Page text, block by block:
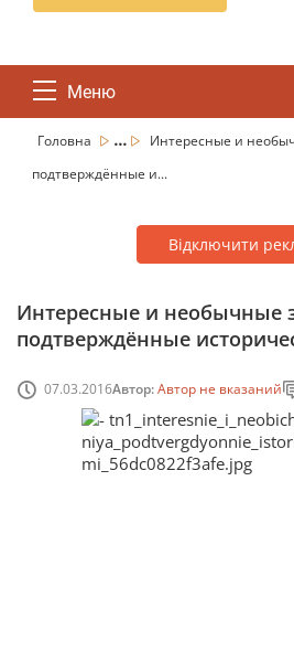
Меню
Головна ...
Интересные и
подтверждённые и...
Відключити
Интересные и необычные
подтверждённые
07.03.2016Автор:Автор не вказаний